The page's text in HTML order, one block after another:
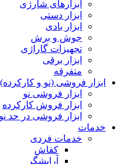
ابزارهای شارژی
ابزار دستی
ابزار بادی
جوش و برش
تجهیزات گاراژی
ابزار برقی
متفرقه
ابزار فروشی (نو و کارکرده)
ابزار فروشی نو
ابزار فروش کارکرده
ابزار فروشی در حد نو
خدمات
خدمات فردی
کفاش
آرایشگر